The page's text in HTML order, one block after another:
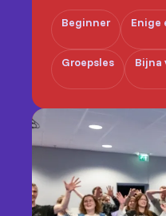
Beginner Enige
Groepsles Bijna